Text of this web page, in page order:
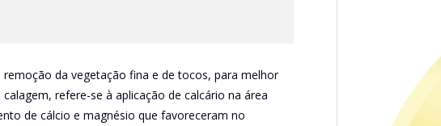
da vegetação fina e de tocos, para melhor
refere-se à aplicação de calcário na área
de cálcio e magnésio que favoreceram no